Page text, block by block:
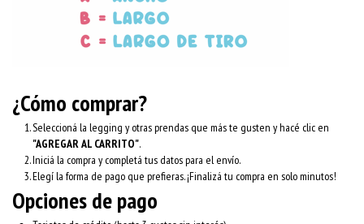
¿Cómo comprar?
Seleccioná la legging y otras prendas que más te gusten y hacé clic en
"AGREGAR AL CARRITO".
Iniciá la compra y completá tus datos para el envío.
Elegí la forma de pago que prefieras. ¡Finalizá tu compra en solo minutos!
Opciones de pago